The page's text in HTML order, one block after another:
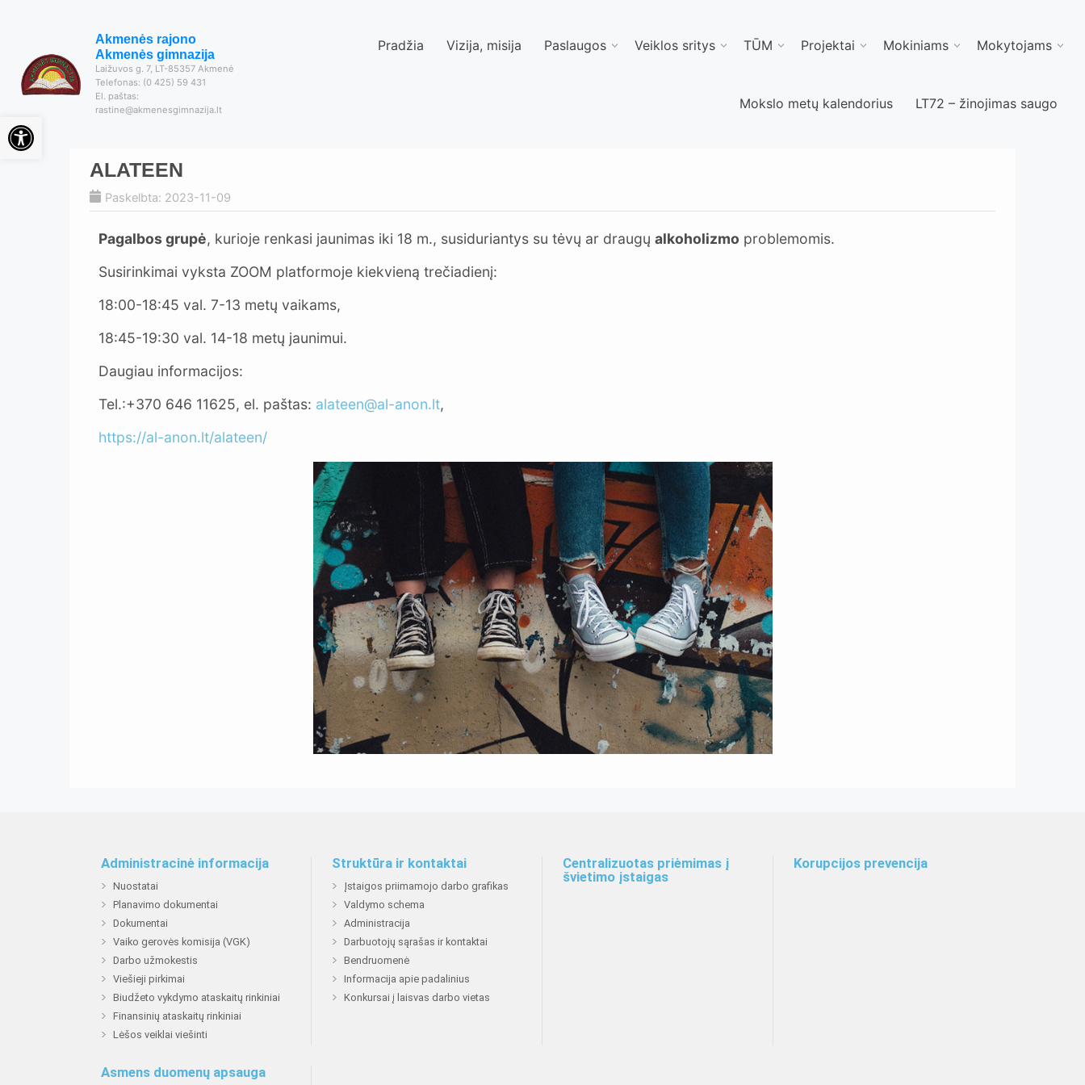
Akmenės rajono
Akmenės gimnazija
Laižuvos g. 7, LT-85357 Akmenė
Telefonas: (0 425) 59 431
El. paštas:
rastine@akmenesgimnazija.lt
Pradžia Vizija, misija Paslaugos Veiklos sritys TŪM Projektai Mokiniams Mokytojams
Mokslo metų kalendorius LT72 – žinojimas saugo
ALATEEN
Paskelbta: 2023-11-09
Pagalbos grupė, kurioje renkasi jaunimas iki 18 m., susiduriantys su tėvų ar draugųalkoholizmo problemomis.
Susirinkimai vyksta ZOOM platformoje kiekvieną trečiadienį:
18:00-18:45 val. 7-13 metų vaikams,
18:45-19:30 val. 14-18 metų jaunimui.
Daugiau informacijos:
Tel.:+370 646 11625, el. paštas: alateen@al-anon.lt,
https://al-anon.lt/alateen/
Administracinė informacija
Nuostatai
Planavimo dokumentai
Dokumentai
Vaiko gerovės komisija (VGK)
Darbo užmokestis
Viešieji pirkimai
Biudžeto vykdymo ataskaitų rinkiniai
Finansinių ataskaitų rinkiniai
Lėšos veiklai viešinti
Struktūra ir kontaktai
Įstaigos priimamojo darbo grafikas
Valdymo schema
Administracija
Darbuotojų sąrašas ir kontaktai
Bendruomenė
Informacija apie padalinius
Konkursai į laisvas darbo vietas
Centralizuotas priėmimas į
švietimo įstaigas
Korupcijos prevencija
Asmens duomenų apsauga
Open toolbar